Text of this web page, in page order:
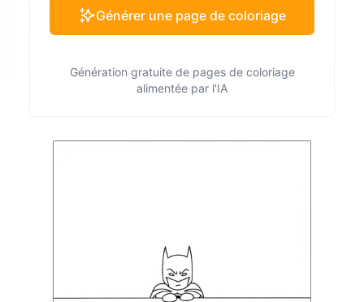
Générer une page de coloriage
Génération gratuite de pages de coloriage
alimentée par l'IA